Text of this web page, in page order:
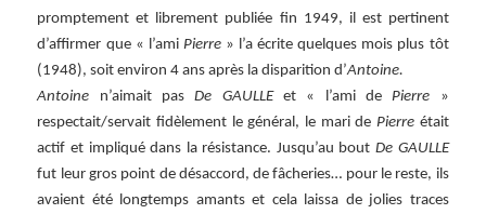
promptement et librement publiée fin 1949, il est pertinent
d’affirmer que « l’ami Pierre» l’a écrite quelques mois plus tôt
(1948), soit environ 4 ans après la disparition d’Antoine.
Antoine n’aimait pasDe GAULLEet « l’ami dePierre »
respectait/servait fidèlement le général, le mari de Pierreétait
actif et impliqué dans la résistance. Jusqu’au bout De GAULLE
fut leur gros point de désaccord, de fâcheries… pour le reste, ils
avaient été longtemps amants et cela laissa de jolies traces